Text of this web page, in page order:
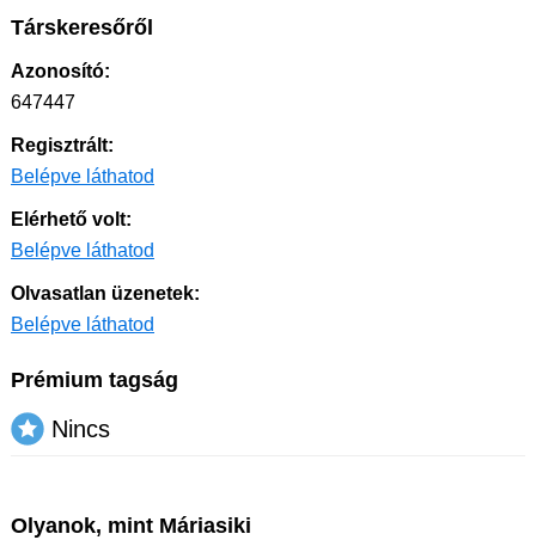
Társkeresőről
Azonosító:
647447
Regisztrált:
Belépve láthatod
Elérhető volt:
Belépve láthatod
Olvasatlan üzenetek:
Belépve láthatod
Prémium tagság
Nincs
Olyanok, mint Máriasiki